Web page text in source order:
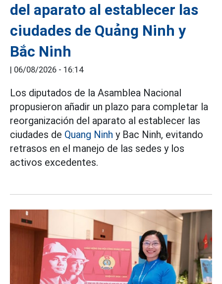
del aparato al establecer las
ciudades de Quảng Ninh y
Bắc Ninh
| 06/08/2026 - 16:14
Los diputados de la Asamblea Nacional
propusieron añadir un plazo para completar la
reorganización del aparato al establecer las
ciudades de Quang Ninh y Bac Ninh, evitando
retrasos en el manejo de las sedes y los
activos excedentes.